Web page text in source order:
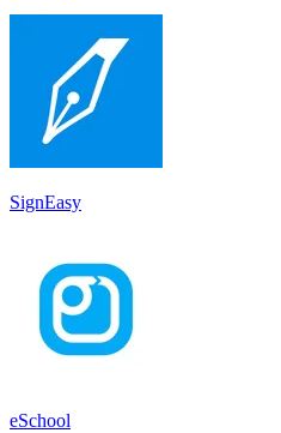
SignEasy
eSchool